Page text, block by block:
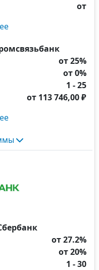
от
от 25%
от 0%
1 - 25
от 113 746,00 ₽
от 27.2%
от 20%
1 - 30